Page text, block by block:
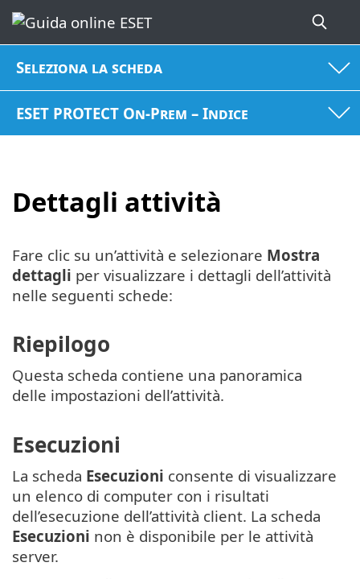
Seleziona la scheda
ESET PROTECT On-Prem – Indice
Dettagli attività
Fare clic su un’attività e selezionare Mostra
dettagli per visualizzare i dettagli dell’attività
nelle seguenti schede:
Riepilogo
Questa scheda contiene una panoramica
delle impostazioni dell’attività.
Esecuzioni
La scheda Esecuzioni consente di visualizzare
un elenco di computer con i risultati
dell’esecuzione dell’attività client. La scheda
Esecuzioni non è disponibile per le attività
server.